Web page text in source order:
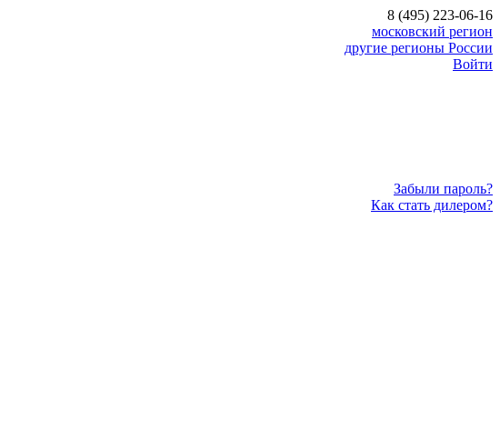
8 (495) 223-06-16
московский регион
другие регионы России
Войти
Забыли пароль?
Как стать дилером?